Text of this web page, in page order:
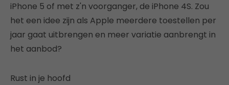
iPhone 5 of met z'n voorganger, de iPhone 4S. Zou
het een idee zijn als Apple meerdere toestellen per
jaar gaat uitbrengen en meer variatie aanbrengt in
het aanbod?
Rust in je hoofd